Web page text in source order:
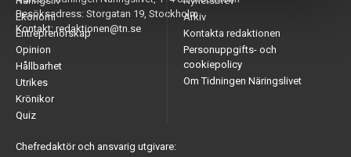
Besöksadress: Storgatan 19, Stockholm
Kontakt: redaktionen@tn.se
Ekonomi
Entreprenörskap
Opinion
Hållbarhet
Utrikes
Krönikor
Quiz
Arkiv
Kontakta redaktionen
Personuppgifts- och
cookiepolicy
Om Tidningen Näringslivet
Chefredaktör och ansvarig utgivare: